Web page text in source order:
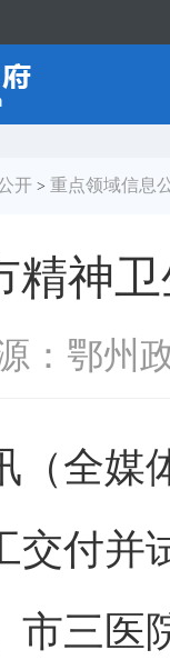
开 > 重点领域信息
精神
：鄂州
全媒体
交付并
市三医